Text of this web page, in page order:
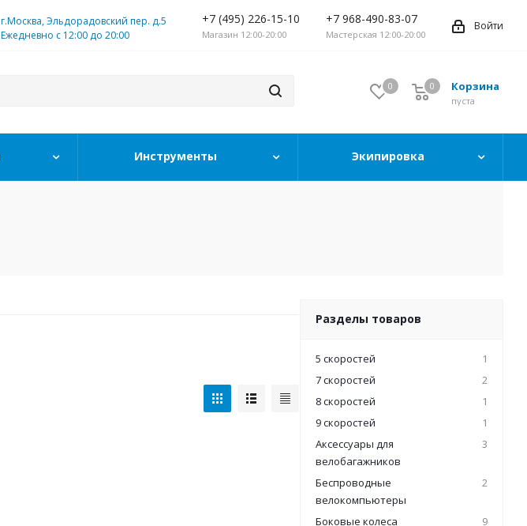
г.Москва, Эльдорадовский пер. д.5
Ежедневно с 12:00 до 20:00
+7 (495) 226-15-10
Магазин 12:00-20:00
+7 968-490-83-07
Мастерская 12:00-20:00
Войти
0 Корзина
0
пуста
0
Инструменты Экипировка
Разделы товаров
5 скоростей
1
7 скоростей
2
8 скоростей
1
9 скоростей
1
Аксессуары для
велобагажников
3
Беспроводные
велокомпьютеры
2
Боковые колеса
9